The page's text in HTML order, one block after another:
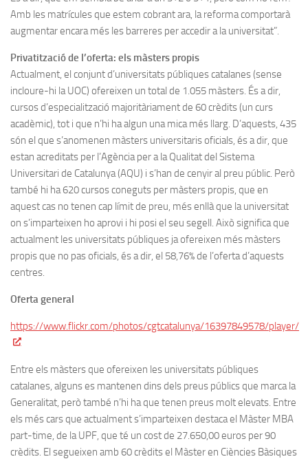
Amb les matrícules que estem cobrant ara, la reforma comportarà
augmentar encara més les barreres per accedir a la universitat”.
Privatització de l’oferta: els màsters propis
Actualment, el conjunt d’universitats públiques catalanes (sense
incloure-hi la UOC) ofereixen un total de 1.055 màsters. És a dir,
cursos d’especialització majoritàriament de 60 crèdits (un curs
acadèmic), tot i que n’hi ha algun una mica més llarg. D’aquests, 435
són el que s’anomenen màsters universitaris oficials, és a dir, que
estan acreditats per l’Agència per a la Qualitat del Sistema
Universitari de Catalunya (AQU) i s’han de cenyir al preu públic. Però
també hi ha 620 cursos coneguts per màsters propis, que en
aquest cas no tenen cap límit de preu, més enllà que la universitat
on s’imparteixen ho aprovi i hi posi el seu segell. Això significa que
actualment les universitats públiques ja ofereixen més màsters
propis que no pas oficials, és a dir, el 58,76% de l’oferta d’aquests
centres.
Oferta general
https://www.flickr.com/photos/cgtcatalunya/16397849578/player/
Entre els màsters que ofereixen les universitats públiques
catalanes, alguns es mantenen dins dels preus públics que marca la
Generalitat, però també n’hi ha que tenen preus molt elevats. Entre
els més cars que actualment s’imparteixen destaca el Màster MBA
part-time, de la UPF, que té un cost de 27.650,00 euros per 90
crèdits. El segueixen amb 60 crèdits el Màster en Ciències Bàsiques